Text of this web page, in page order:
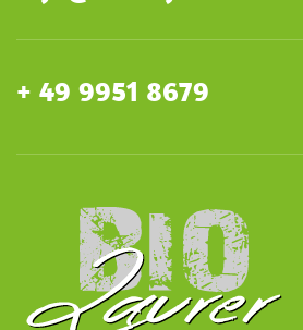
+ 49 9951 8679